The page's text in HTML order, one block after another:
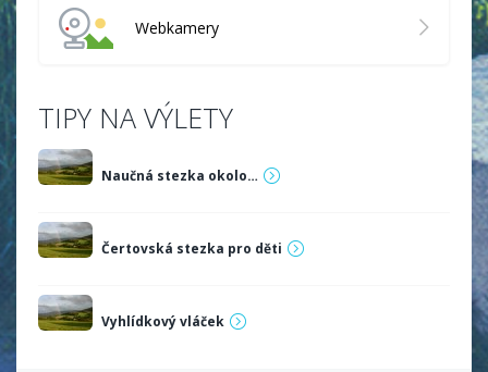
Webkamery
TIPY NA VÝLETY
Naučná stezka okolo…
Čertovská stezka pro děti
Vyhlídkový vláček